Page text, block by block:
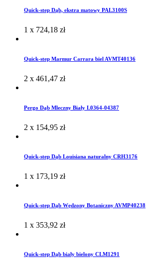
Quick-step Dąb, ekstra matowy PAL3100S
1 x 724,18 zł
Quick-step Marmur Carrara biel AVMT40136
2 x 461,47 zł
Pergo Dąb Mleczny Biały L0364-04387
2 x 154,95 zł
Quick-step Dąb Louisiana naturalny CRH3176
1 x 173,19 zł
Quick-step Dąb Wędzony Botaniczny AVMP40238
1 x 353,92 zł
Quick-step Dąb biały bielony CLM1291